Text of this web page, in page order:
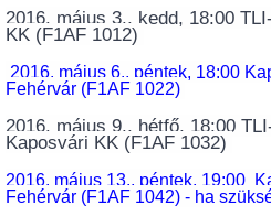
2016. május 3., kedd, 18:00
KK (F1AF 1012)
Fehérvár (F1AF 1022)
2016. május 9., hétfő, 18:00
Kaposvári KK (F1AF 1032)
2016. május 13., péntek, 19:00
Fehérvár (F1AF 1042) - ha